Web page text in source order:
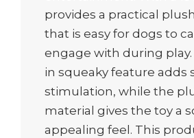
provides a practical
that is easy for dogs to
engage with during
in squeaky feature adds
stimulation, while the
material gives the toy a
appealing feel. This